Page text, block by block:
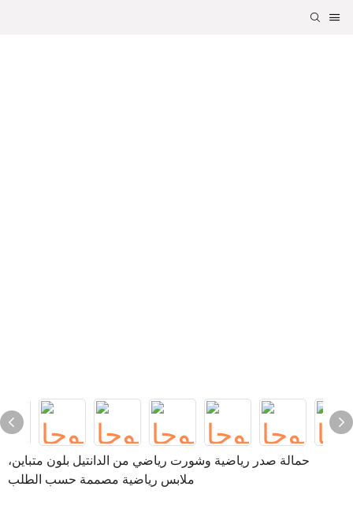
حمالة صدر رياضية وشورت رياضي من الدانتيل بلون متباين،
ملابس رياضية مصممة حسب الطلب